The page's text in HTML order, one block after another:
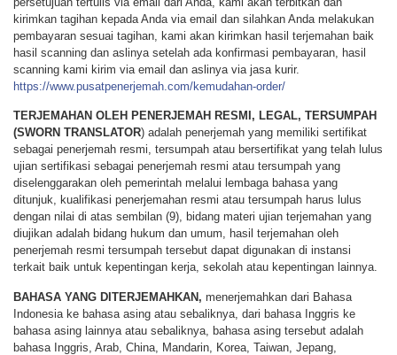
kirimkan tagihan kepada Anda via email dan silahkan Anda melakukan
pembayaran sesuai tagihan, kami akan kirimkan hasil terjemahan baik
hasil scanning dan aslinya setelah ada konfirmasi pembayaran, hasil
scanning kami kirim via email dan aslinya via jasa kurir.
https://www.pusatpenerjemah.com/kemudahan-order/
TERJEMAHAN OLEH PENERJEMAH RESMI, LEGAL, TERSUMPAH
(SWORN TRANSLATOR) adalah penerjemah yang memiliki sertifikat
sebagai penerjemah resmi, tersumpah atau bersertifikat yang telah lulus
ujian sertifikasi sebagai penerjemah resmi atau tersumpah yang
diselenggarakan oleh pemerintah melalui lembaga bahasa yang
ditunjuk, kualifikasi penerjemahan resmi atau tersumpah harus lulus
dengan nilai di atas sembilan (9), bidang materi ujian terjemahan yang
diujikan adalah bidang hukum dan umum, hasil terjemahan oleh
penerjemah resmi tersumpah tersebut dapat digunakan di instansi
terkait baik untuk kepentingan kerja, sekolah atau kepentingan lainnya.
BAHASA YANG DITERJEMAHKAN, menerjemahkan dari Bahasa
Indonesia ke bahasa asing atau sebaliknya, dari bahasa Inggris ke
bahasa asing lainnya atau sebaliknya, bahasa asing tersebut adalah
bahasa Inggris, Arab, China, Mandarin, Korea, Taiwan, Jepang,